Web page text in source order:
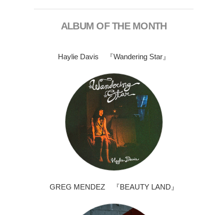
ALBUM OF THE MONTH
Haylie Davis 『Wandering Star』
GREG MENDEZ 『BEAUTY LAND』